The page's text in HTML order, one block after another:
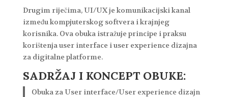
Drugim riječima, UI/UX je komunikacijski kanal
između kompjuterskog softvera i krajnjeg
korisnika. Ova obuka istražuje principe i praksu
korištenja user interface i user experience dizajna
za digitalne platforme.
SADRŽAJ I KONCEPT OBUKE:​
Obuka za User interface/User experience dizajn